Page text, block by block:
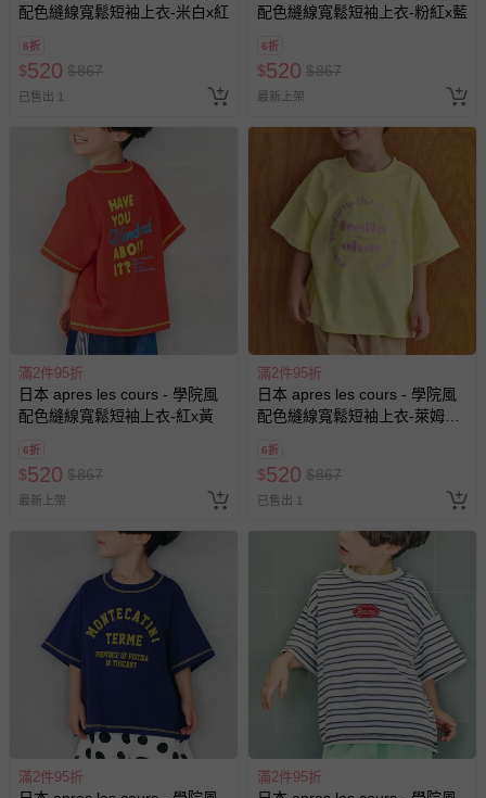
配色縫線寬鬆短袖上衣-米白x紅
6折
$520 $867
已售出 1
配色縫線寬鬆短袖上衣-粉紅x藍
6折
$520 $867
最新上架
滿2件95折
日本 apres les cours - 學院風
配色縫線寬鬆短袖上衣-紅x黃
6折
$520 $867
最新上架
滿2件95折
日本 apres les cours - 學院風
配色縫線寬鬆短袖上衣-萊姆黃x
6折
$520 $867
已售出 1
滿2件95折 滿2件95折